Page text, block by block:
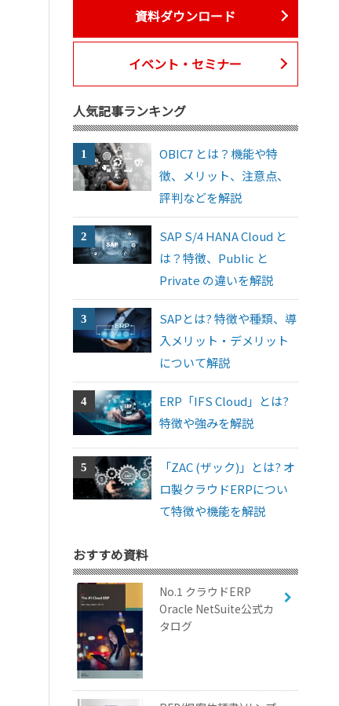
資料ダウンロード
イベント・セミナー
人気記事ランキング
OBIC7 とは？機能や特
徴、メリット、注意点、
評判などを解説
SAP S/4 HANA Cloud と
は？特徴、Public と
Private の違いを解説
SAPとは? 特徴や種類、導
入メリット・デメリット
について解説
ERP「IFS Cloud」とは?
特徴や強みを解説
「ZAC (ザック)」とは? オ
ロ製クラウドERPについ
て特徴や機能を解説
おすすめ資料
No.1 クラウドERP
Oracle NetSuite公式カ
タログ